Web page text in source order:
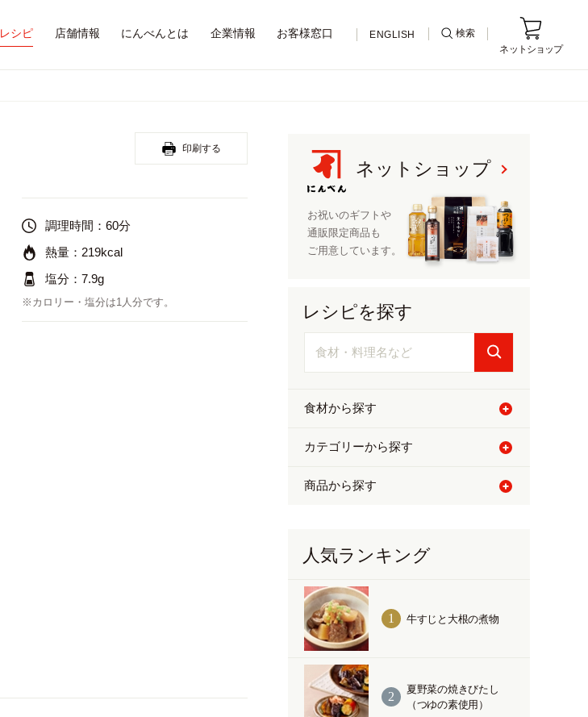
レシピ 店舗情報 にんべんとは 企業情報 お客様窓口 ENGLISH
検索
ネットショップ
印刷する
調理時間： 60分
熱量： 219kcal
塩分： 7.9g
※カロリー・塩分は1人分です。
ネットショップ
お祝いのギフトや
通販限定商品も
ご用意しています。
レシピを探す
食材から探す
カテゴリーから探す
商品から探す
人気ランキング
牛すじと大根の煮物
夏野菜の焼きびたし
（つゆの素使用）